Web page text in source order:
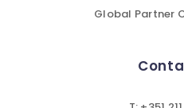
Global Partner